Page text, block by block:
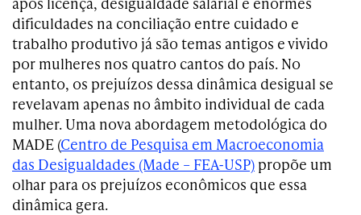
dificuldades na conciliação entre cuidado e
trabalho produtivo já são temas antigos e vivido
por mulheres nos quatro cantos do país. No
entanto, os prejuízos dessa dinâmica desigual se
revelavam apenas no âmbito individual de cada
mulher. Uma nova abordagem metodológica do
MADE (Centro de Pesquisa em Macroeconomia
das Desigualdades (Made – FEA-USP) propõe um
olhar para os prejuízos econômicos que essa
dinâmica gera.